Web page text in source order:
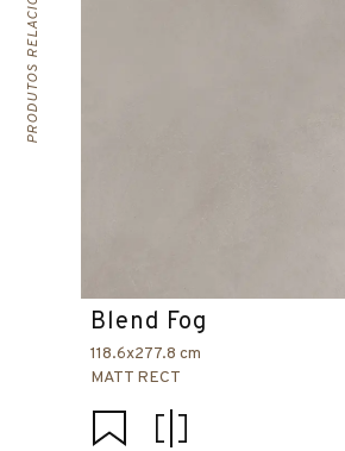
PRODUTOS RELACIONADOS
Blend Fog
118.6x277.8 cm
MATT RECT